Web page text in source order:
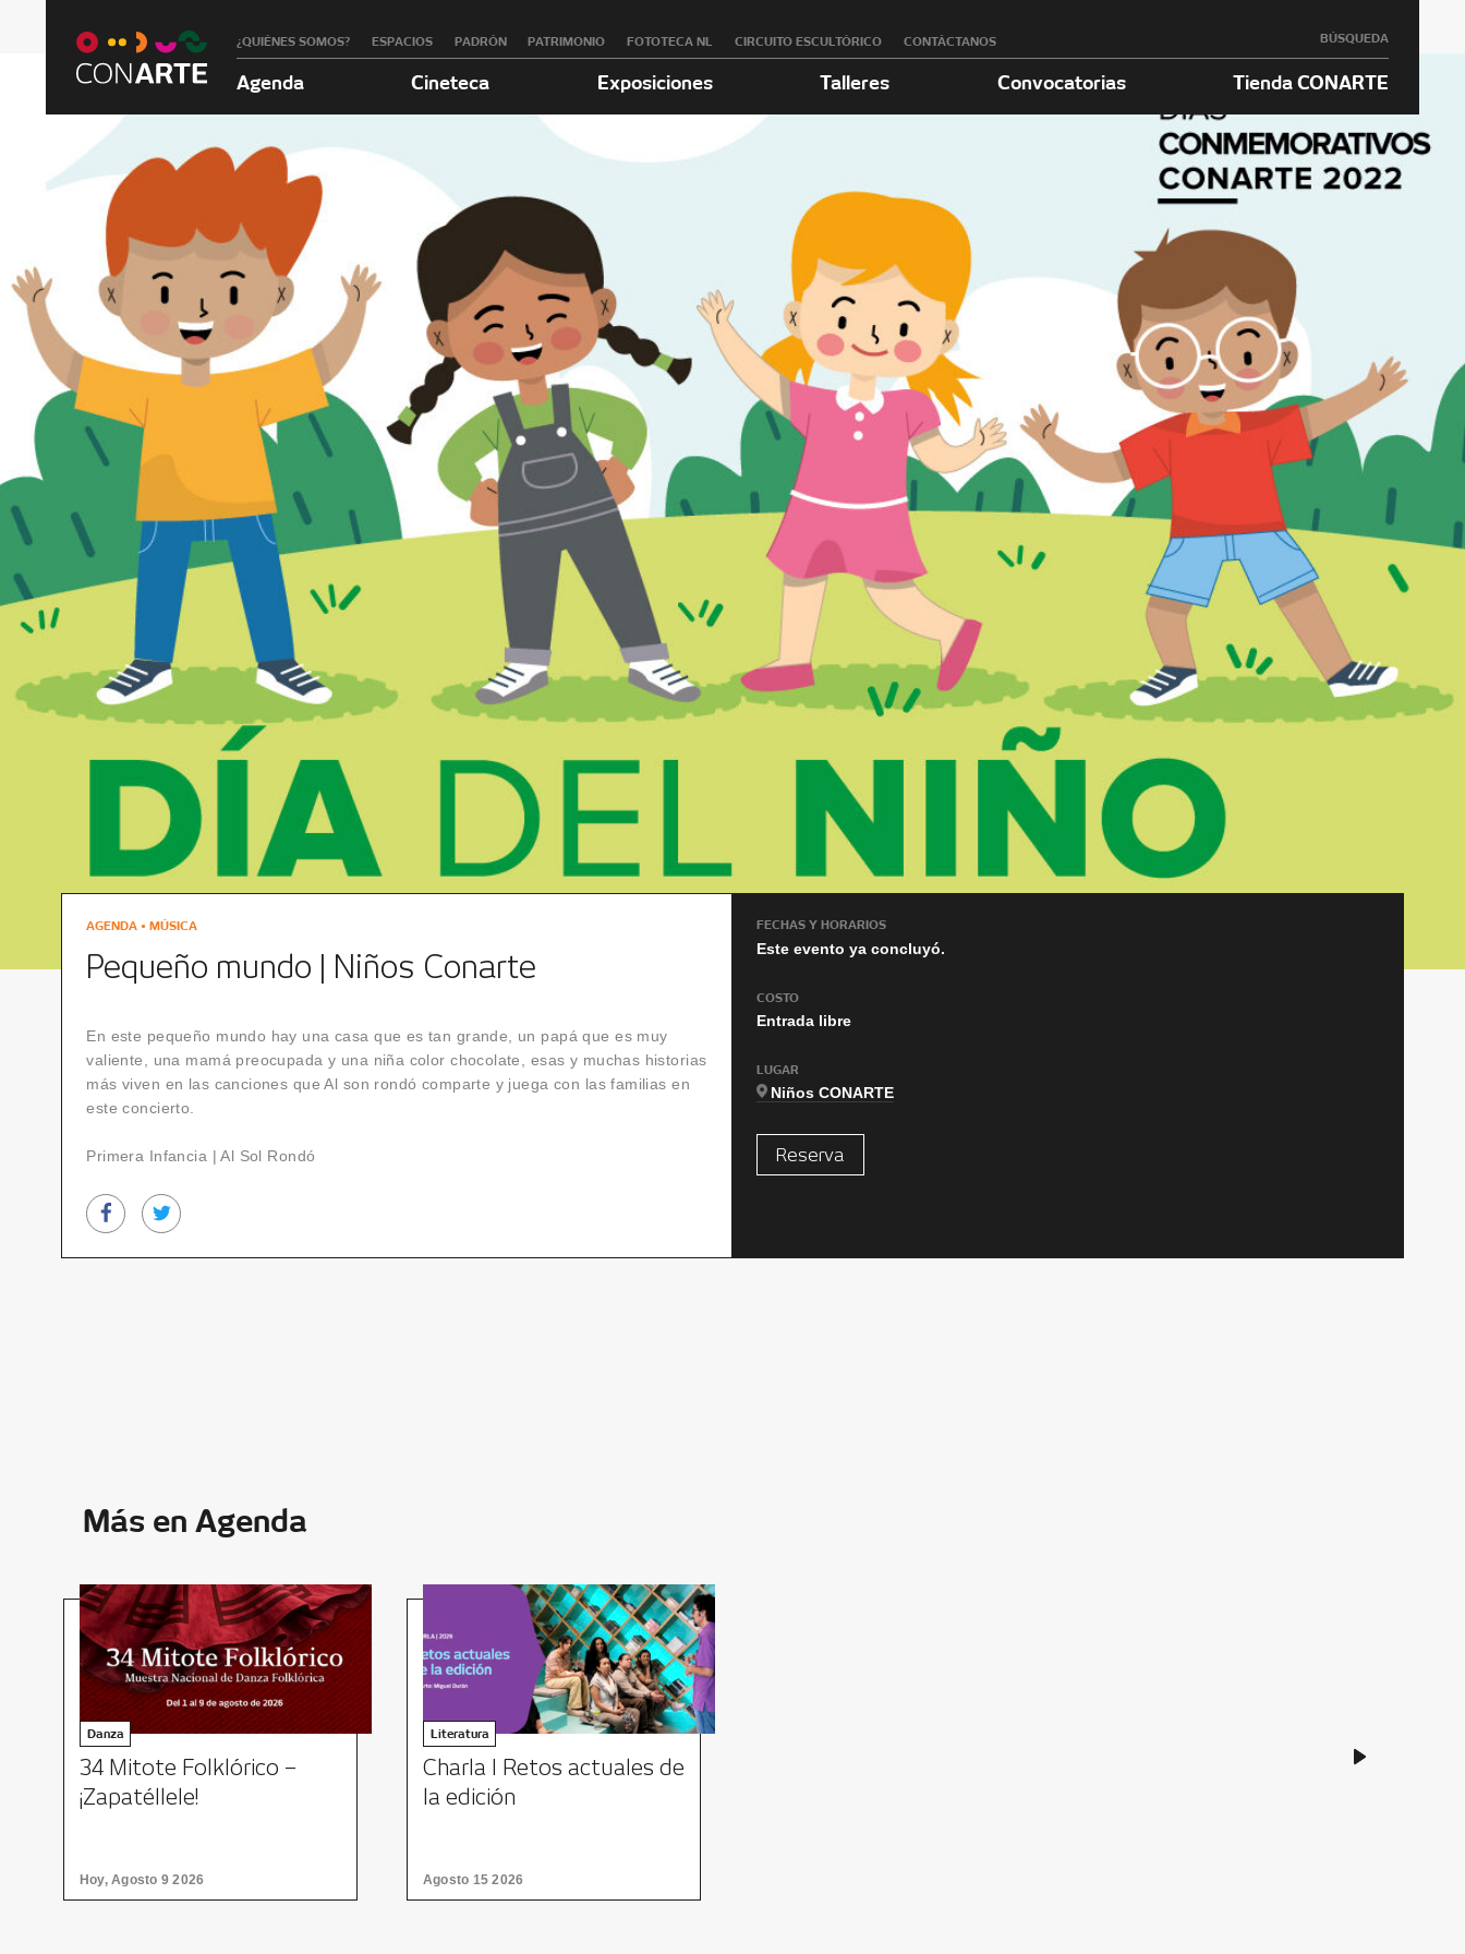
¿QUIÉNES SOMOS? ESPACIOS PADRÓN PATRIMONIO FOTOTECA NL CIRCUITO ESCULTÓRICO CONTÁCTANOS BÚSQUEDA
Agenda Cineteca Exposiciones Talleres Convocatorias Tienda CONARTE
AGENDA • MÚSICA
Pequeño mundo | Niños Conarte
En este pequeño mundo hay una casa que es tan grande, un papá que es muy
valiente, una mamá preocupada y una niña color chocolate, esas y muchas historias
más viven en las canciones que Al son rondó comparte y juega con las familias en
este concierto.
Primera Infancia | Al Sol Rondó
FECHAS Y HORARIOS
Este evento ya concluyó.
COSTO
Entrada libre
LUGAR
Niños CONARTE
Reserva
Más en Agenda
Danza
34 Mitote Folklórico –
¡Zapatéllele!
Hoy, Agosto 9 2026
Literatura
Charla I Retos actuales de
la edición
Agosto 15 2026